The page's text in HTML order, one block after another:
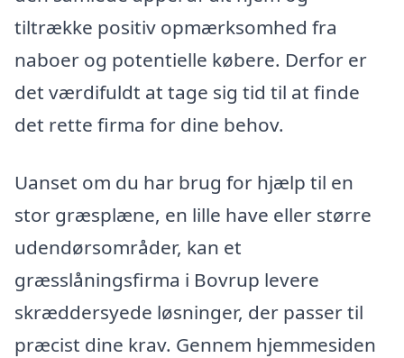
tiltrække positiv opmærksomhed fra
naboer og potentielle købere. Derfor er
det værdifuldt at tage sig tid til at finde
det rette firma for dine behov.
Uanset om du har brug for hjælp til en
stor græsplæne, en lille have eller større
udendørsområder, kan et
græsslåningsfirma i Bovrup levere
skræddersyede løsninger, der passer til
præcist dine krav. Gennem hjemmesiden